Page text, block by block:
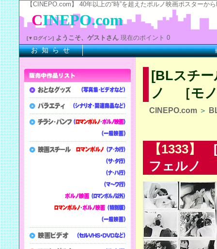
【CINEPO.com】 40年以上の“時”を超えたポルノ映画ポスター
[BLスチー
ノ ［モノ
CINEPO.com ＞
【1333】
フェルノ
※上
CINEPO.com
[▼ログイン] ようこそ、ゲストさん 現在のポイント 0
お 知 ら せ